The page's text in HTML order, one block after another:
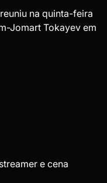
na quinta-feira
Jomart Tokayev em
e cena